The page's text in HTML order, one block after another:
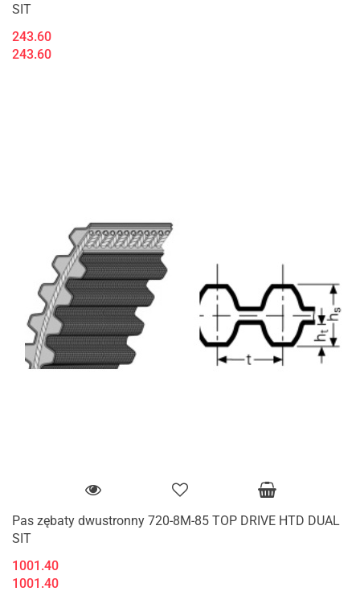
SIT
243.60
243.60
Pas zębaty dwustronny 720-8M-85 TOP DRIVE HTD DUAL
SIT
1001.40
1001.40